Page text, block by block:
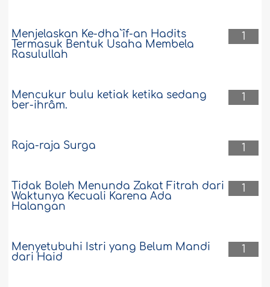
1
Menjelaskan Ke-dha`îf-an Hadits
Termasuk Bentuk Usaha Membela
Rasulullah
1
Mencukur bulu ketiak ketika sedang
ber-ihrâm.
1
Raja-raja Surga
1
Tidak Boleh Menunda Zakat Fitrah dari
Waktunya Kecuali Karena Ada
Halangan
1
Menyetubuhi Istri yang Belum Mandi
dari Haid